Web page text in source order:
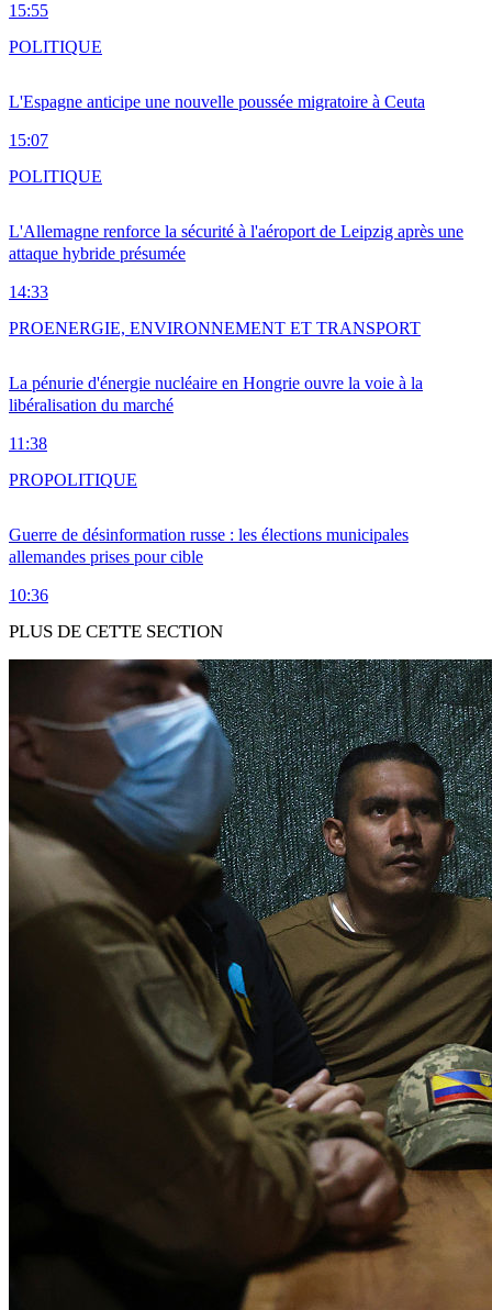
15:55
L'Espagne anticipe une nouvelle poussée migratoire à Ceuta
15:07
POLITIQUE
L'Allemagne renforce la sécurité à l'aéroport de Leipzig après une
attaque hybride présumée
14:33
POLITIQUE
La pénurie d'énergie nucléaire en Hongrie ouvre la voie à la
libéralisation du marché
11:38
PROENERGIE, ENVIRONNEMENT ET TRANSPORT
Guerre de désinformation russe : les élections municipales
allemandes prises pour cible
10:36
PROPOLITIQUE
PLUS DE CETTE SECTION